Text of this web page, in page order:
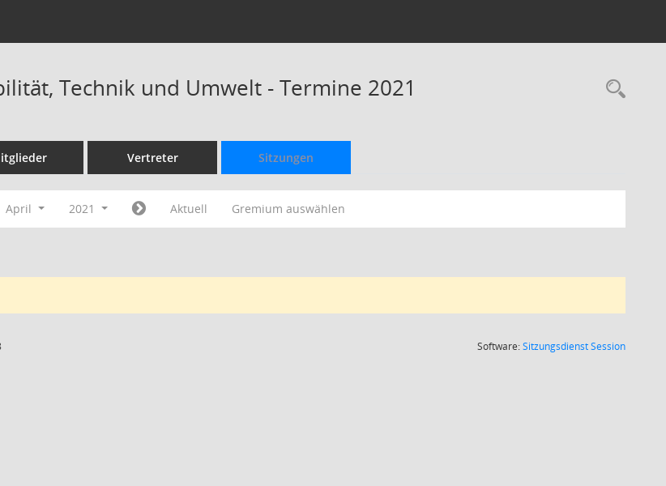
Technik und Umwelt - Termine 2021
Vertreter Sitzungen
April 2021 Aktuell Gremium auswählen
Software:SitzungsdienstSession(Wird in